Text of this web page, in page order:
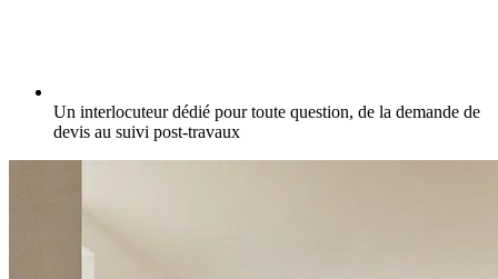
Un interlocuteur dédié pour toute question, de la demande de
devis au suivi post-travaux